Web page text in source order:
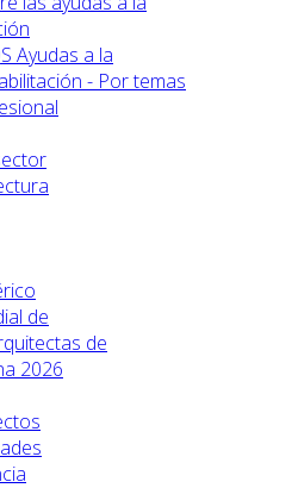
Ayudas a la
- Por temas
de
de
2026